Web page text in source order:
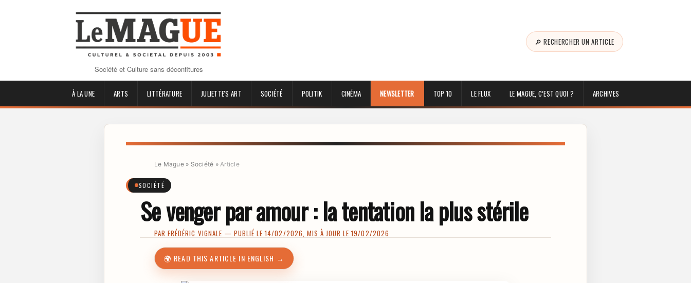
Société et Culture sans déconfitures
🔎 RECHERCHER UN ARTICLE
À LA UNE ARTS LITTÉRATURE JULIETTE'S ART SOCIÉTÉ POLITIK CINÉMA NEWSLETTER TOP 10 LE FLUX LE MAGUE, C’EST QUOI ? ARCHIVES
Le Mague» Société » Article
SOCIÉTÉ
Se venger par amour : la tentation la plus stérile
PARFRÉDÉRIC VIGNALE — PUBLIÉ LE 14/02/2026, MIS À JOUR LE 19/02/2026
🌍 READ THIS ARTICLE IN ENGLISH →